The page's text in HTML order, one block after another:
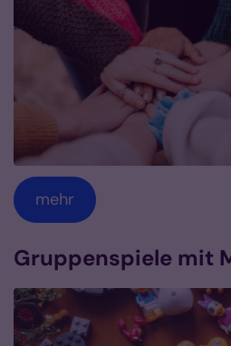
mehr
Gruppenspiele mit